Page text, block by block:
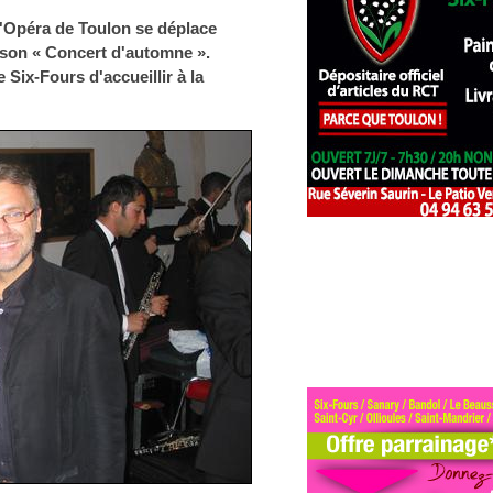
de Toulon se déplace
« Concert d'automne ».
Six-Fours d'accueillir à la